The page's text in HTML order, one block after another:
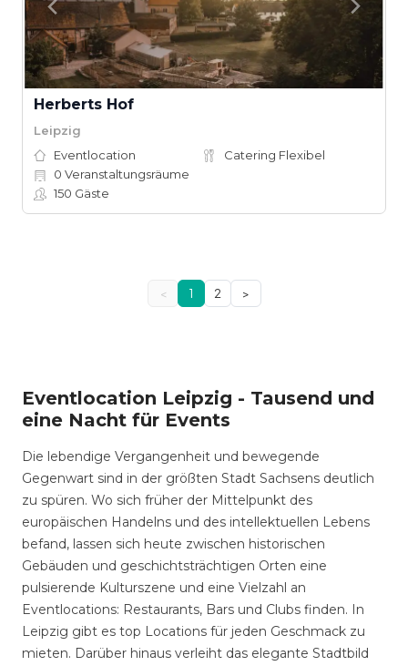
Herberts Hof
Leipzig
Eventlocation
Catering Flexibel
0 Veranstaltungsräume
150 Gäste
< 1 2 >
Eventlocation Leipzig - Tausend und
eine Nacht für Events
Die lebendige Vergangenheit und bewegende
Gegenwart sind in der größten Stadt Sachsens deutlich
zu spüren. Wo sich früher der Mittelpunkt des
europäischen Handelns und des intellektuellen Lebens
befand, lassen sich heute zwischen historischen
Gebäuden und geschichtsträchtigen Orten eine
pulsierende Kulturszene und eine Vielzahl an
Eventlocations: Restaurants, Bars und Clubs finden. In
Leipzig gibt es top Locations für jeden Geschmack zu
mieten. Darüber hinaus verleiht das elegante Stadtbild